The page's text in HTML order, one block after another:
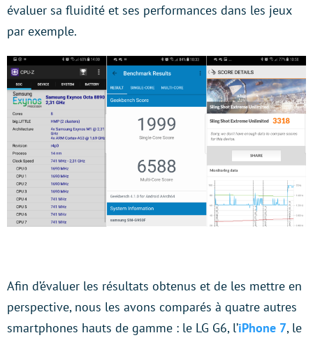
évaluer sa fluidité et ses performances dans les jeux
par exemple.
Afin d’évaluer les résultats obtenus et de les mettre en
perspective, nous les avons comparés à quatre autres
smartphones hauts de gamme : le LG G6, l’iPhone 7, le